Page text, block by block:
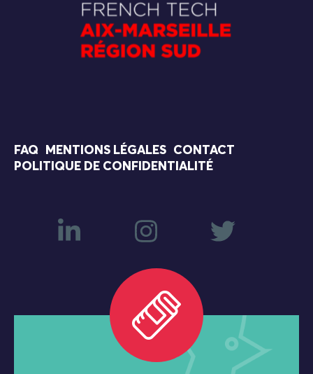
FAQ MENTIONS LÉGALES
CONTACT
POLITIQUE DE CONFIDENTIALITÉ